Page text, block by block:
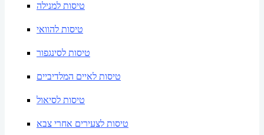
טיסות למנילה
טיסות להוואי
טיסות לסינגפור
טיסות לאיים המלדיביים
טיסות לסיאול
טיסות לצעירים אחרי צבא